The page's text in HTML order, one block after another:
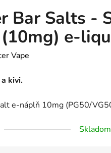
Bar Salts -
e-
Vape
kivi.
e-náplň 10mg (PG50/
Skladom